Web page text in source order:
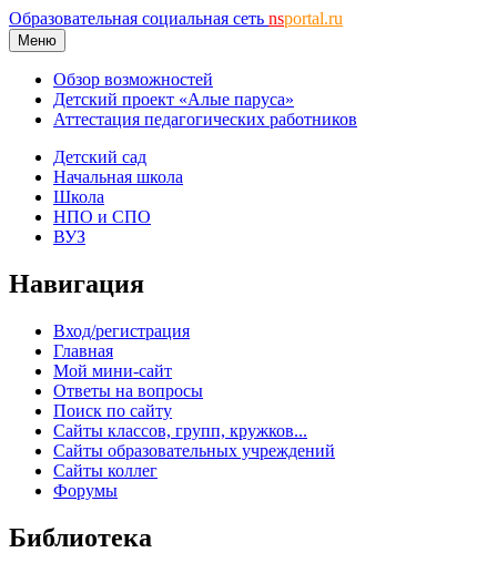
Образовательная социальная сеть nsportal.ru
Меню
Обзор возможностей
Детский проект «Алые паруса»
Аттестация педагогических работников
Детский сад
Начальная школа
Школа
НПО и СПО
ВУЗ
Навигация
Вход/регистрация
Главная
Мой мини-сайт
Ответы на вопросы
Поиск по сайту
Сайты классов, групп, кружков...
Сайты образовательных учреждений
Сайты коллег
Форумы
Библиотека